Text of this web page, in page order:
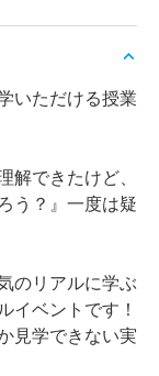
いただける授業
解できたけど、
う？』一度は疑
のリアルに学ぶ
イベントです！
見学できない実